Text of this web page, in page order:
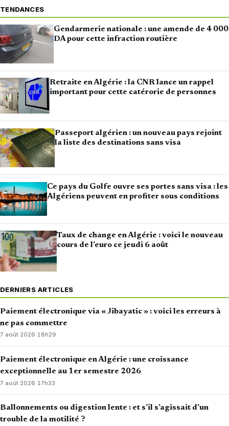
TENDANCES
Gendarmerie nationale : une amende de 4 000
DA pour cette infraction routière
Retraite en Algérie : la CNR lance un rappel
important pour cette catérorie de personnes
Passeport algérien : un nouveau pays rejoint
la liste des destinations sans visa
Ce pays du Golfe ouvre ses portes sans visa : les
Algériens peuvent en profiter sous conditions
Taux de change en Algérie : voici le nouveau
cours de l’euro ce jeudi 6 août
DERNIERS ARTICLES
Paiement électronique via « Jibayatic » : voici les erreurs à
ne pas commettre
7 août 2026·18h29
Paiement électronique en Algérie : une croissance
exceptionnelle au 1er semestre 2026
7 août 2026· 17h33
Ballonnements ou digestion lente : et s’il s’agissait d’un
trouble de la motilité ?